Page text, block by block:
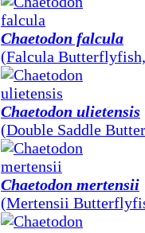
Chaetodon falcula
(Falcula
Chaetodon ulietensis
(Double Saddle
Chaetodon mertensii
(Mertensii